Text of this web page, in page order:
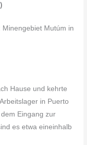
Mutúm in
Hause und kehrte
in Puerto
Eingang zur
es etwa eineinhalb